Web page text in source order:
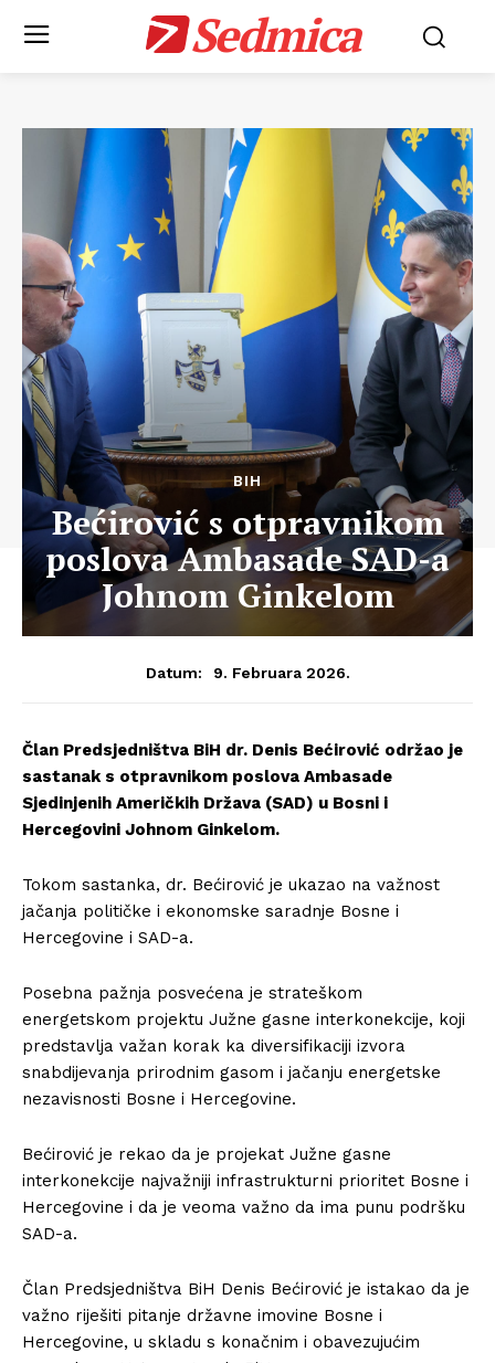
Sedmica
BIH
Bećirović s otpravnikom
poslova Ambasade SAD-a
Johnom Ginkelom
Datum: 9. Februara 2026.
Član Predsjedništva BiH dr. Denis Bećirović održao je
sastanak s otpravnikom poslova Ambasade
Sjedinjenih Američkih Država (SAD) u Bosni i
Hercegovini Johnom Ginkelom.
Tokom sastanka, dr. Bećirović je ukazao na važnost
jačanja političke i ekonomske saradnje Bosne i
Hercegovine i SAD-a.
Posebna pažnja posvećena je strateškom
energetskom projektu Južne gasne interkonekcije, koji
predstavlja važan korak ka diversifikaciji izvora
snabdijevanja prirodnim gasom i jačanju energetske
nezavisnosti Bosne i Hercegovine.
Bećirović je rekao da je projekat Južne gasne
interkonekcije najvažniji infrastrukturni prioritet Bosne i
Hercegovine i da je veoma važno da ima punu podršku
SAD-a.
Član Predsjedništva BiH Denis Bećirović je istakao da je
važno riješiti pitanje državne imovine Bosne i
Hercegovine, u skladu s konačnim i obavezujućim